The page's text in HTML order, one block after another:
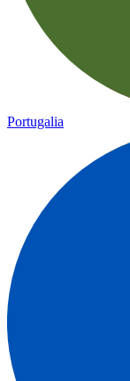
Portugalia